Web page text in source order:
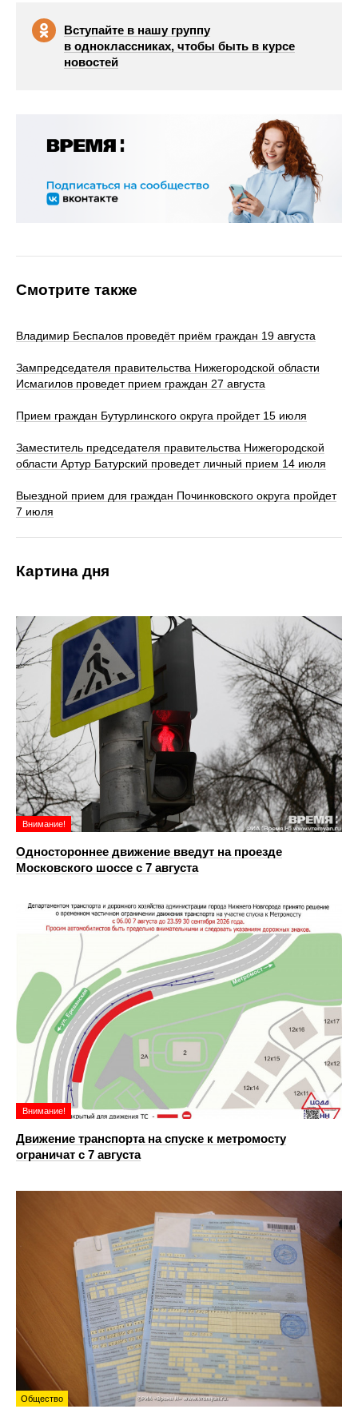
Вступайте в нашу группу
в одноклассниках, чтобы быть в курсе
новостей
Смотрите также
Владимир Беспалов проведёт приём граждан 19 августа
Зампредседателя правительства Нижегородской области
Исмагилов проведет прием граждан 27 августа
Прием граждан Бутурлинского округа пройдет 15 июля
Заместитель председателя правительства Нижегородской
области Артур Батурский проведет личный прием 14 июля
Выездной прием для граждан Починковского округа пройдет
7 июля
Картина дня
Внимание!
Одностороннее движение введут на проезде
Московского шоссе с 7 августа
Внимание!
Движение транспорта на спуске к метромосту
ограничат с 7 августа
Общество